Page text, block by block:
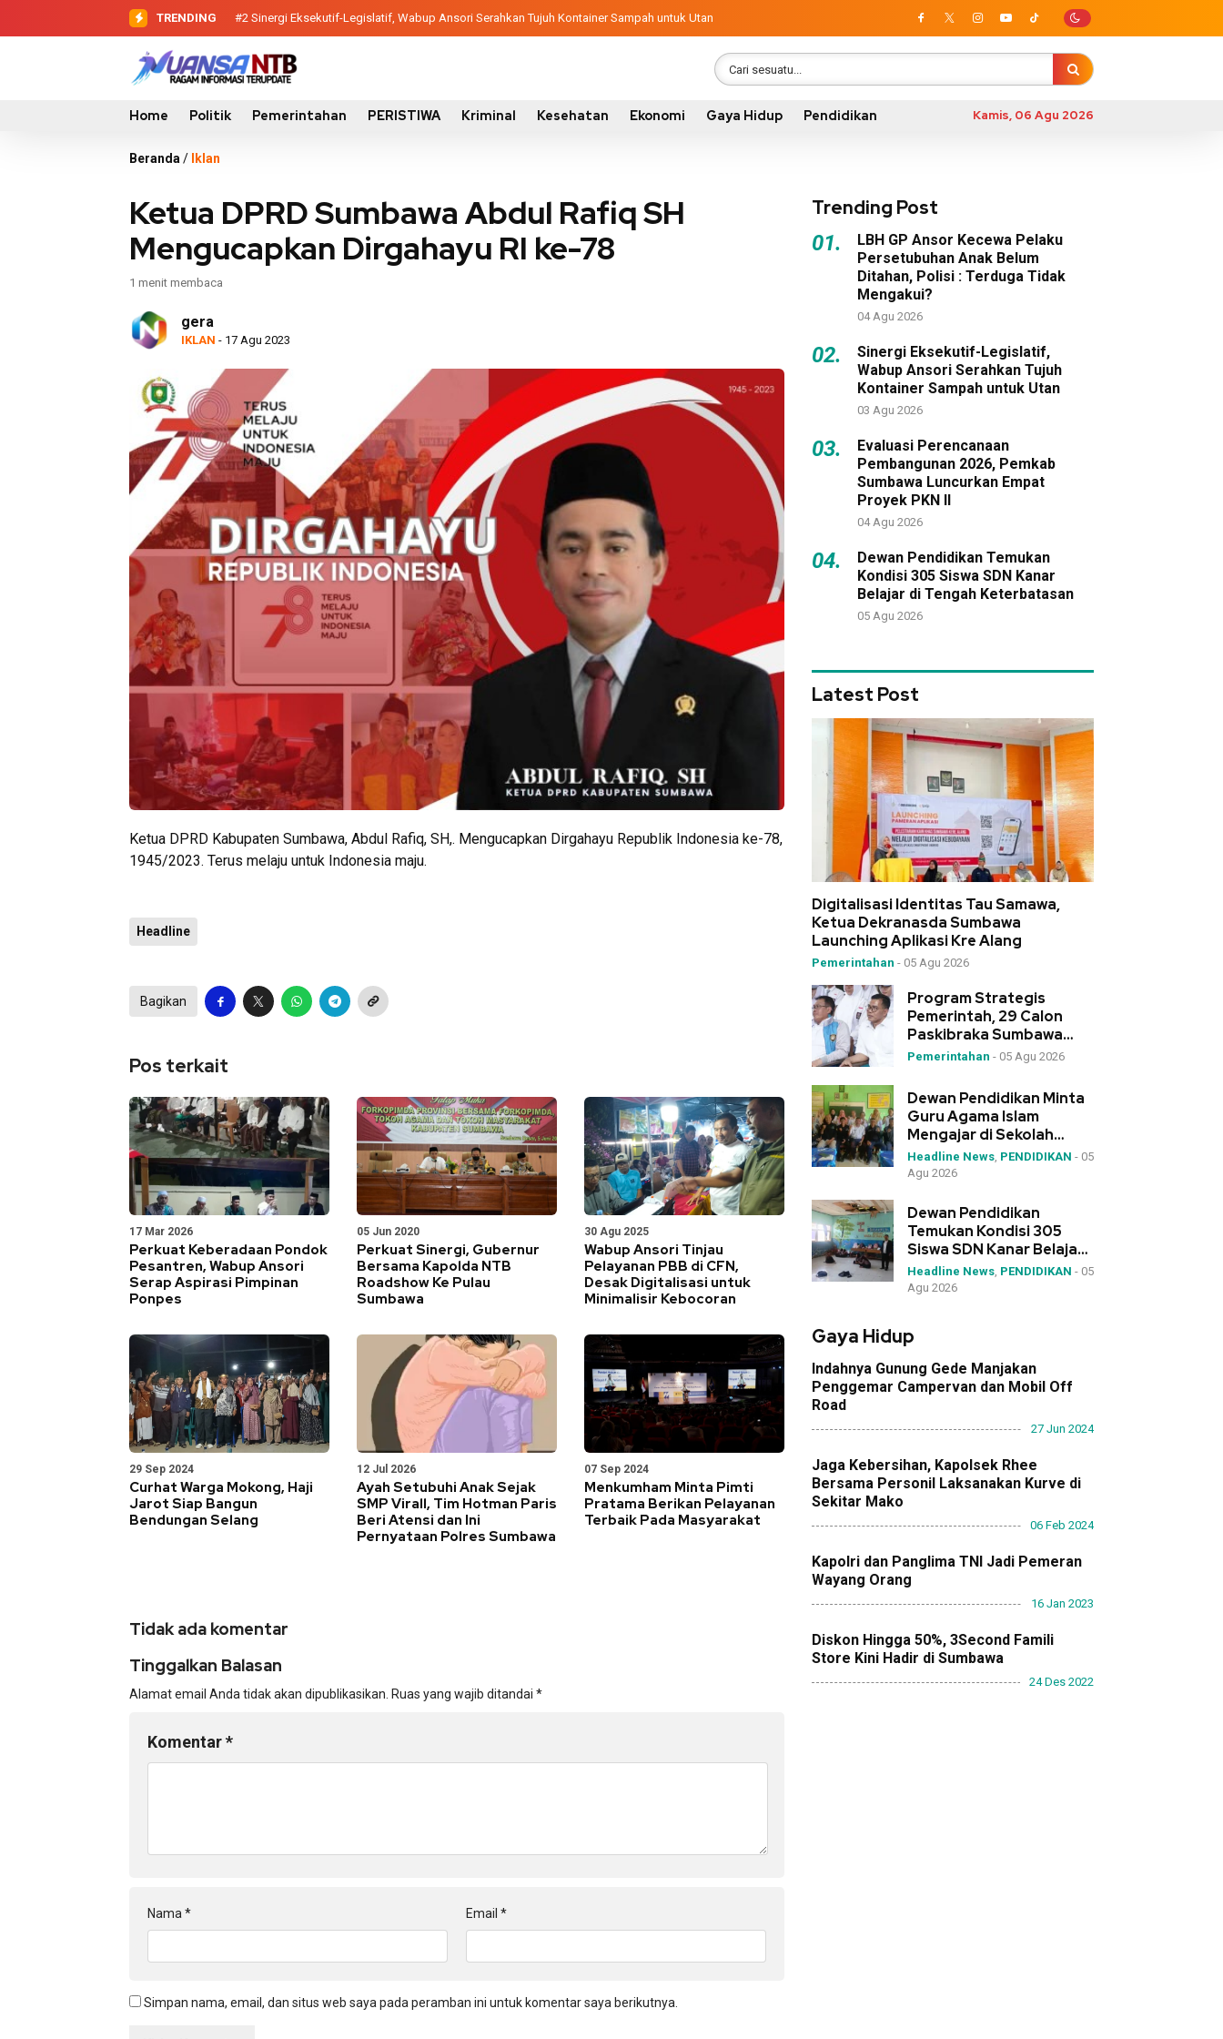
TRENDING #2 Sinergi Eksekutif-Legislatif, Wabup Ansori Serahkan Tujuh Kontainer Sampah untuk Utan
#3 Evaluasi Perencanaan Pembangunan 2026, Pemkab Sumbawa Luncurkan Empat Proyek PKN II
Home Politik Pemerintahan PERISTIWA Kriminal Kesehatan Ekonomi Gaya Hidup Pendidikan Kamis, 06 Agu 2026
Beranda / Iklan
Ketua DPRD Sumbawa Abdul Rafiq SH
Mengucapkan Dirgahayu RI ke-78
1 menit membaca
gera
IKLAN - 17 Agu 2023
Ketua DPRD Kabupaten Sumbawa, Abdul Rafiq, SH,. Mengucapkan Dirgahayu Republik Indonesia ke-78,
1945/2023. Terus melaju untuk Indonesia maju.
Headline
Bagikan
Pos terkait
17 Mar 2026
Perkuat Keberadaan Pondok
Pesantren, Wabup Ansori
Serap Aspirasi Pimpinan
Ponpes
05 Jun 2020
Perkuat Sinergi, Gubernur
Bersama Kapolda NTB
Roadshow Ke Pulau
Sumbawa
30 Agu 2025
Wabup Ansori Tinjau
Pelayanan PBB di CFN,
Desak Digitalisasi untuk
Minimalisir Kebocoran
29 Sep 2024
Curhat Warga Mokong, Haji
Jarot Siap Bangun
Bendungan Selang
12 Jul 2026
Ayah Setubuhi Anak Sejak
SMP Virall, Tim Hotman Paris
Beri Atensi dan Ini
Pernyataan Polres Sumbawa
07 Sep 2024
Menkumham Minta Pimti
Pratama Berikan Pelayanan
Terbaik Pada Masyarakat
Tidak ada komentar
Tinggalkan Balasan
Alamat email Anda tidak akan dipublikasikan. Ruas yang wajib ditandai *
Komentar*
Nama * Email *
Simpan nama, email, dan situs web saya pada peramban ini untuk komentar saya berikutnya.
Trending Post
01.
LBH GP Ansor Kecewa Pelaku
Persetubuhan Anak Belum
Ditahan, Polisi : Terduga Tidak
Mengakui?
04 Agu 2026
02.
Sinergi Eksekutif-Legislatif,
Wabup Ansori Serahkan Tujuh
Kontainer Sampah untuk Utan
03 Agu 2026
03.
Evaluasi Perencanaan
Pembangunan 2026, Pemkab
Sumbawa Luncurkan Empat
Proyek PKN II
04 Agu 2026
04.
Dewan Pendidikan Temukan
Kondisi 305 Siswa SDN Kanar
Belajar di Tengah Keterbatasan
05 Agu 2026
Latest Post
Digitalisasi Identitas Tau Samawa,
Ketua Dekranasda Sumbawa
Launching Aplikasi Kre Alang
Pemerintahan - 05 Agu 2026
Program Strategis
Pemerintah, 29 Calon
Paskibraka Sumbawa
Ikuti Diklat 3 Wakili NTB
Pemerintahan - 05 Agu 2026
Dewan Pendidikan Minta
Guru Agama Islam
Mengajar di Sekolah
Tanpa Siswa Muslim
Dipindahkan
Headline News, PENDIDIKAN - 05
Agu 2026
Dewan Pendidikan
Temukan Kondisi 305
Siswa SDN Kanar Belajar
di Tengah Keterbatasan
Headline News, PENDIDIKAN - 05
Agu 2026
Gaya Hidup
Indahnya Gunung Gede Manjakan
Penggemar Campervan dan Mobil Off
Road
27 Jun 2024
Jaga Kebersihan, Kapolsek Rhee
Bersama Personil Laksanakan Kurve di
Sekitar Mako
06 Feb 2024
Kapolri dan Panglima TNI Jadi Pemeran
Wayang Orang
16 Jan 2023
Diskon Hingga 50%, 3Second Famili
Store Kini Hadir di Sumbawa
24 Des 2022